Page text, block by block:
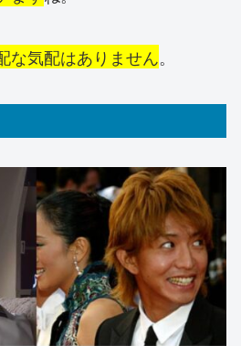
な気配はありません。